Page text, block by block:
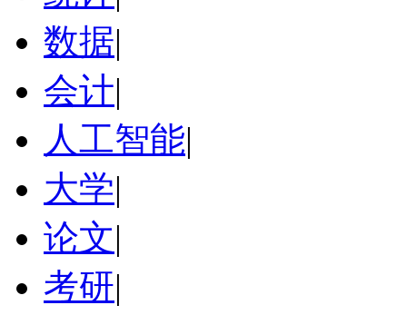
数据|
会计|
人工智能|
大学|
论文|
考研|